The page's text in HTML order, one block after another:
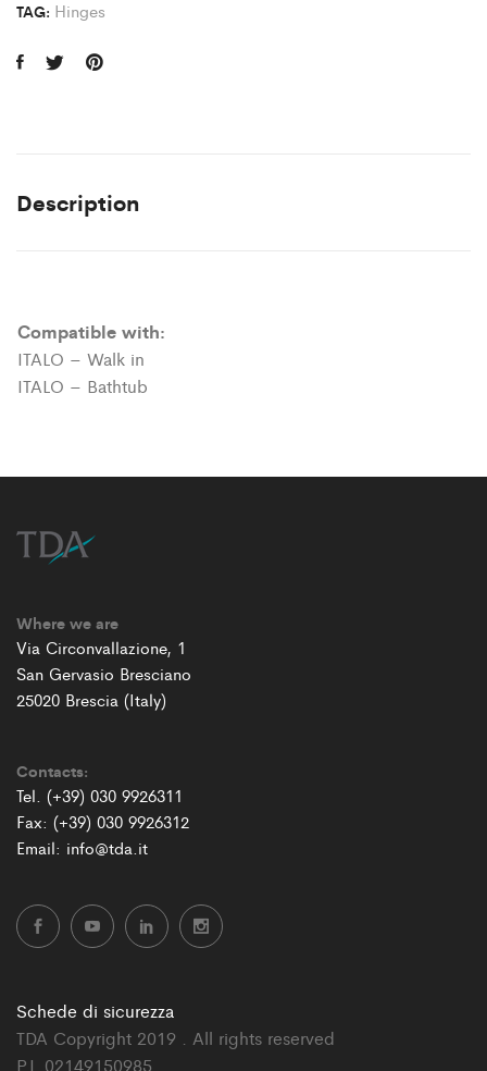
TAG: Hinges
Description
Compatible with:
ITALO – Walk in
ITALO – Bathtub
Where we are
Via Circonvallazione, 1
San Gervasio Bresciano
25020 Brescia (Italy)
Contacts:
Tel. (+39) 030 9926311
Fax: (+39) 030 9926312
Email: info@tda.it
Schede di sicurezza
TDA Copyright 2019 . All rights reserved
P.I. 02149150985